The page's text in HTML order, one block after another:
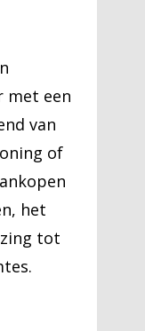
met een
van
of
het
tot